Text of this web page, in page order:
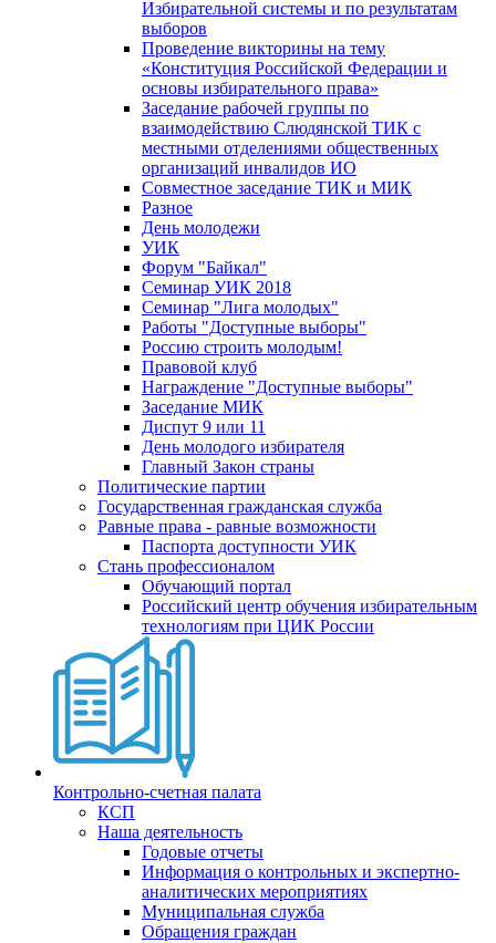
Избирательной системы и по результатам
выборов
Проведение викторины на тему
«Конституция Российской Федерации и
основы избирательного права»
Заседание рабочей группы по
взаимодействию Слюдянской ТИК с
местными отделениями общественных
организаций инвалидов ИО
Совместное заседание ТИК и МИК
Разное
День молодежи
УИК
Форум "Байкал"
Семинар УИК 2018
Семинар "Лига молодых"
Работы "Доступные выборы"
Россию строить молодым!
Правовой клуб
Награждение "Доступные выборы"
Заседание МИК
Диспут 9 или 11
День молодого избирателя
Главный Закон страны
Политические партии
Государственная гражданская служба
Равные права - равные возможности
Паспорта доступности УИК
Стань профессионалом
Обучающий портал
Российский центр обучения избирательным
технологиям при ЦИК России
Контрольно-счетная палата
КСП
Наша деятельность
Годовые отчеты
Информация о контрольных и экспертно-
аналитических мероприятиях
Муниципальная служба
Обращения граждан